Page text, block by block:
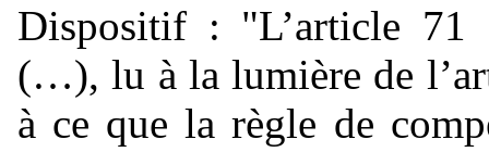
Dispositif : "L’article
(…), lu à la lumière de
à ce que la règle de